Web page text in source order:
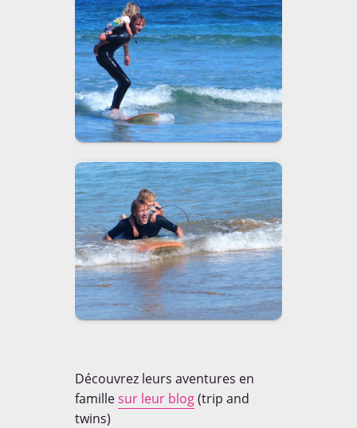
Découvrez leurs aventures en
famillesur leur blog(trip and
twins)